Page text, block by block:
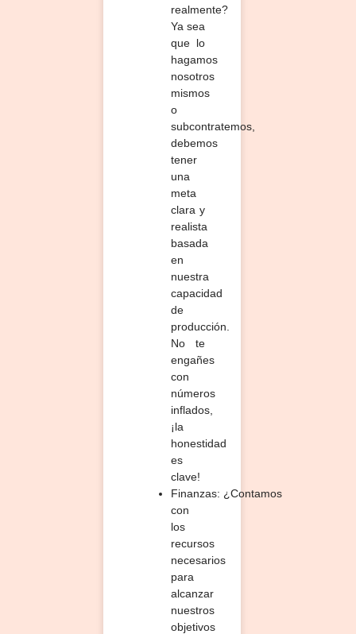
realmente?
Ya sea
que lo
hagamos
nosotros
mismos
o
subcontratemos,
debemos
tener
una
meta
clara y
realista
basada
en
nuestra
capacidad
de
producción.
No te
engañes
con
números
inflados,
¡la
honestidad
es
clave!
Finanzas: ¿Contamos
con
los
recursos
necesarios
para
alcanzar
nuestros
objetivos